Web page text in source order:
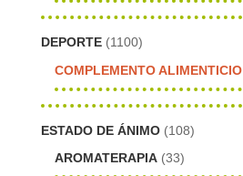
DEPORTE (1100)
COMPLEMENTO ALIMENTICIO
ESTADO DE ÁNIMO (108)
AROMATERAPIA (33)